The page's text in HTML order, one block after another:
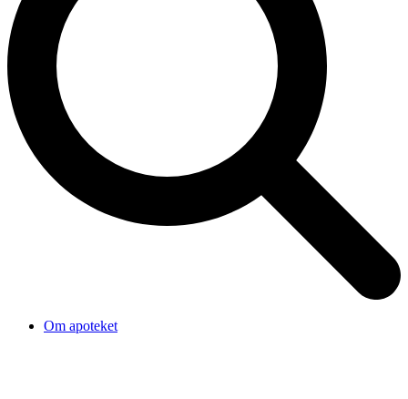
Om apoteket